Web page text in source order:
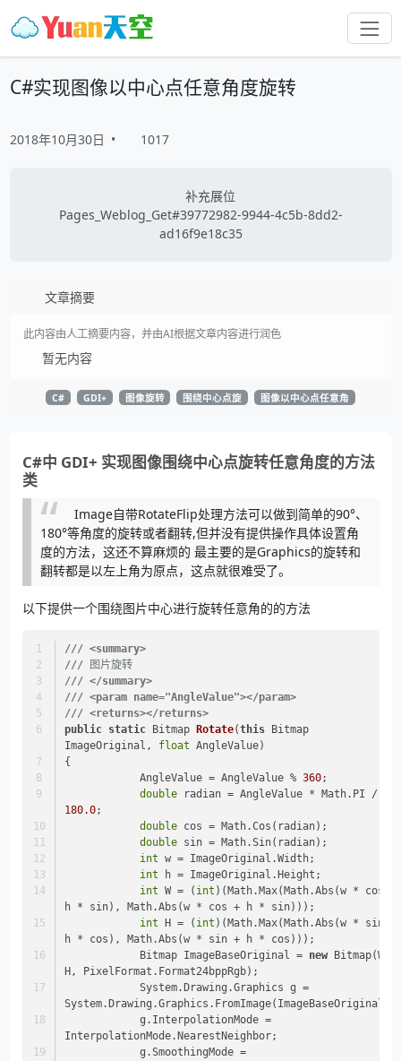
C#实现图像以中心点任意角度旋转
2018年10月30日 • 1017
补充展位
Pages_Weblog_Get#39772982-9944-4c5b-8dd2-
ad16f9e18c35
文章摘要
此内容由人工摘要内容，并由AI根据文章内容进行润色
暂无内容
C# GDI+ 图像旋转 围绕中心点旋 图像以中心点任意角
C#中 GDI+ 实现图像围绕中心点旋转任意角度的方法
类
Image自带RotateFlip处理方法可以做到简单的90°、
180°等角度的旋转或者翻转,但并没有提供操作具体设置角
度的方法，这还不算麻烦的 最主要的是Graphics的旋转和
翻转都是以左上角为原点，这点就很难受了。
以下提供一个围绕图片中心进行旋转任意角的的方法
/// <summary>
/// 图片旋转
/// </summary>
/// <param name="AngleValue"></param>
/// <returns></returns>
public static Bitmap Rotate(this Bitmap
ImageOriginal, float AngleValue)
{
            AngleValue = AngleValue %
360;
double
180.0;
double cos = Math.Cos(radian);
double sin = Math.Sin(radian);
int w = ImageOriginal.Width;
int h = ImageOriginal.Height;
int W = ( int )(Math.Max(Math.Abs(w * cos -
h * sin), Math.Abs(w * cos + h * sin)));
int H = ( int )(Math.Max(Math.Abs(w * sin -
h * cos), Math.Abs(w * sin + h * cos)));
            Bitmap ImageBaseOriginal =
new Bitmap(W,
H, PixelFormat.Format24bppRgb);
System.Drawing.Graphics.FromImage(ImageBaseOriginal);
InterpolationMode.NearestNeighbor;